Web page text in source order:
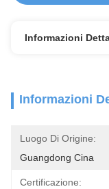
Informazioni
Informazioni
Luogo Di Origine:
Guangdong Cina
Certificazione: